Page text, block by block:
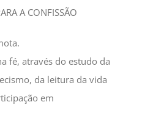
A CONFISSÃO
fé, através do estudo da
da leitura da vida
em